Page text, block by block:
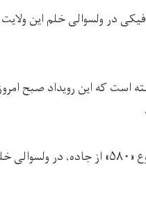
در ولسوالی خلم این
است که این رویداد صبح
به گفته‌ی او، این رویداد ترافیکی در پی منحرف شدن یک عراده موتر مسافربری نوع «۵۸۰»